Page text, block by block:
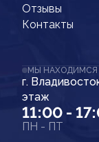
Отзывы
Контакты
МЫ НАХОДИМСЯ
г.
этаж
11:00 -
ПН - ПТ